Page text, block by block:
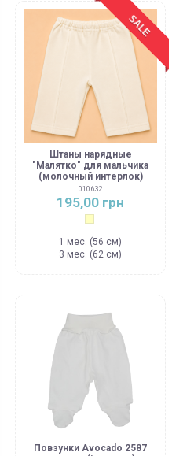
SALE
Штаны нарядные
"Малятко" для мальчика
(молочный интерлок)
010632
195,00 грн
Молочный
1 мес. (56 см)
3 мес. (62 см)
Повзунки Avocado 2587